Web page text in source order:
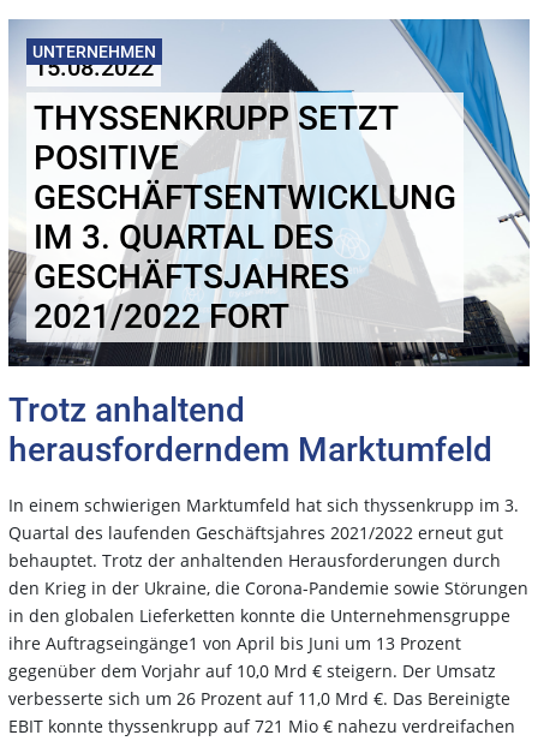
UNTERNEHMEN
15.08.2022
THYSSENKRUPP SETZT
POSITIVE
GESCHÄFTSENTWICKLUNG
IM 3. QUARTAL DES
GESCHÄFTSJAHRES
2021/2022 FORT
Trotz anhaltend
herausforderndem Marktumfeld
In einem schwierigen Marktumfeld hat sich thyssenkrupp im 3.
Quartal des laufenden Geschäftsjahres 2021/2022 erneut gut
behauptet. Trotz der anhaltenden Herausforderungen durch
den Krieg in der Ukraine, die Corona-Pandemie sowie Störungen
in den globalen Lieferketten konnte die Unternehmensgruppe
ihre Auftragseingänge1 von April bis Juni um 13 Prozent
gegenüber dem Vorjahr auf 10,0 Mrd € steigern. Der Umsatz
verbesserte sich um 26 Prozent auf 11,0 Mrd €. Das Bereinigte
EBIT konnte thyssenkrupp auf 721 Mio € nahezu verdreifachen